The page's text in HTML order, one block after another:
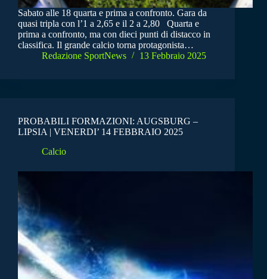
Sabato alle 18 quarta e prima a confronto. Gara da
quasi tripla con l’1 a 2,65 e il 2 a 2,80 Quarta e
prima a confronto, ma con dieci punti di distacco in
classifica. Il grande calcio torna protagonista…
Redazione SportNews
13 Febbraio 2025
PROBABILI FORMAZIONI: AUGSBURG –
LIPSIA | VENERDI’ 14 FEBBRAIO 2025
Calcio